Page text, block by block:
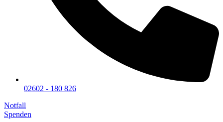
02602 - 180 826
Notfall
Spenden